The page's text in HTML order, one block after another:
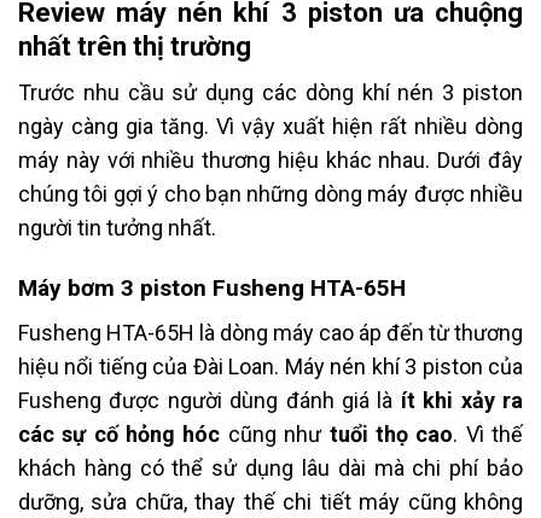
Review máy nén khí 3 piston ưa chuộng
nhất trên thị trường
Trước nhu cầu sử dụng các dòng khí nén 3 piston
ngày càng gia tăng. Vì vậy xuất hiện rất nhiều dòng
máy này với nhiều thương hiệu khác nhau. Dưới đây
chúng tôi gợi ý cho bạn những dòng máy được nhiều
người tin tưởng nhất.
Máy bơm 3 piston Fusheng HTA-65H
Fusheng HTA-65H là dòng máy cao áp đến từ thương
hiệu nổi tiếng của Đài Loan. Máy nén khí 3 piston của
Fusheng được người dùng đánh giá là ít khi xảy ra
các sự cố hỏng hóc cũng nhưtuổi thọ cao. Vì thế
khách hàng có thể sử dụng lâu dài mà chi phí bảo
dưỡng, sửa chữa, thay thế chi tiết máy cũng không